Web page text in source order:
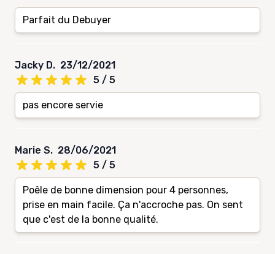
Parfait du Debuyer
Jacky D. 23/12/2021
5 / 5
pas encore servie
Marie S. 28/06/2021
5 / 5
Poêle de bonne dimension pour 4 personnes,
prise en main facile. Ça n'accroche pas. On sent
que c'est de la bonne qualité.